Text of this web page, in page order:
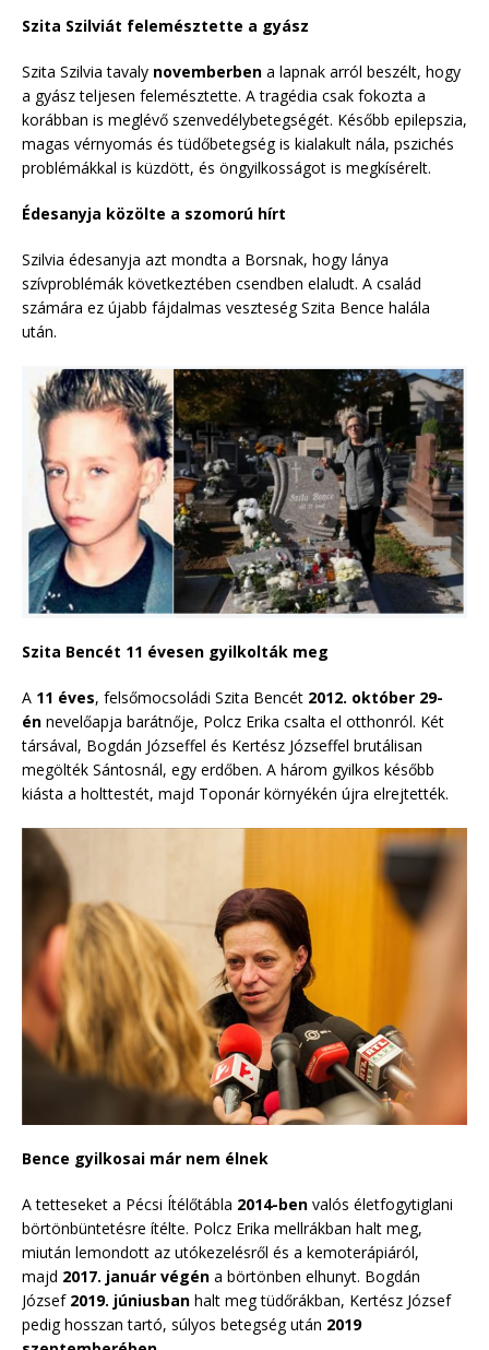
Szita Szilviát felemésztette a gyász
Szita Szilvia tavaly novemberben a lapnak arról beszélt, hogy
a gyász teljesen felemésztette. A tragédia csak fokozta a
korábban is meglévő szenvedélybetegségét. Később epilepszia,
magas vérnyomás és tüdőbetegség is kialakult nála, pszichés
problémákkal is küzdött, és öngyilkosságot is megkísérelt.
Édesanyja közölte a szomorú hírt
Szilvia édesanyja azt mondta a Borsnak, hogy lánya
szívproblémák következtében csendben elaludt. A család
számára ez újabb fájdalmas veszteség Szita Bence halála
után.
Szita Bencét 11 évesen gyilkolták meg
A 11 éves, felsőmocsoládi Szita Bencét 2012. október 29-
én nevelőapja barátnője, Polcz Erika csalta el otthonról. Két
társával, Bogdán Józseffel és Kertész Józseffel brutálisan
megölték Sántosnál, egy erdőben. A három gyilkos később
kiásta a holttestét, majd Toponár környékén újra elrejtették.
Bence gyilkosai már nem élnek
A tetteseket a Pécsi Ítélőtábla 2014-ben valós életfogytiglani
börtönbüntetésre ítélte. Polcz Erika mellrákban halt meg,
miután lemondott az utókezelésről és a kemoterápiáról,
majd 2017. január végén a börtönben elhunyt. Bogdán
József 2019. júniusban halt meg tüdőrákban, Kertész József
pedig hosszan tartó, súlyos betegség után 2019